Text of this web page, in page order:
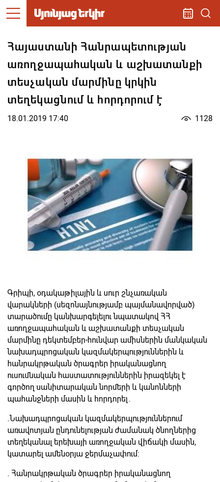
Հայաստանի Հանրապետության
առողջապահական և աշխատանքի
տեսչական մարմինը կրկին
տեղեկացնում և հորդորում է
18.01.2019 17:40 1128
Գրիպի, օդակաթիլային և սուր շնչառական
վարակների (սեզոնայնությամբ պայմանավորված)
տարածումը կանխարգելելու նպատակով ՀՀ
առողջապահական և աշխատանքի տեսչական
մարմինը դեկտեմբեր-հունվար ամիսներին մանկական
նախադպրոցական կազմակերպություններին և
հանրակրթական ծրագրեր իրականացնող
ուսումնական հաստատություններին իրազեկել է
գործող սանիտարական նորմերի և կանոնների
պահանջների մասին և հորդորել.
.Նախադպրոցական կազմակերպություններում
առավոտյան ընդունելության ժամանակ ծնողներից
տեղեկանալ երեխայի առողջական վիճակի մասին,
կատարել ամենօրյա ջերմաչափում:
. Հանրակրթական ծրագրեր իրականացնող